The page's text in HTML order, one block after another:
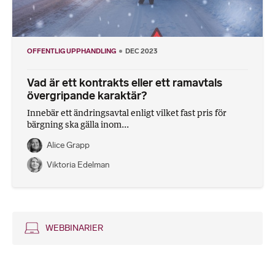
OFFENTLIG UPPHANDLING DEC 2023
Vad är ett kontrakts eller ett ramavtals
övergripande karaktär?
Innebär ett ändringsavtal enligt vilket fast pris för
bärgning ska gälla inom...
Alice Grapp
Viktoria Edelman
WEBBINARIER